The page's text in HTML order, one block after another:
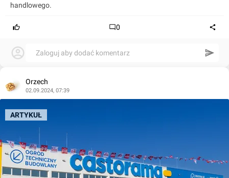
handlowego.
0
Zaloguj aby dodać komentarz
Orzech
02.09.2024, 07:39
ARTYKUŁ